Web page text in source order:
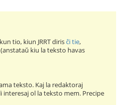
tio, kiun JRRT dirisĉi tie,
kiu la teksto havas
tekstо. Kaj la redaktoraj
interesaj ol la teksto mem. Precipe